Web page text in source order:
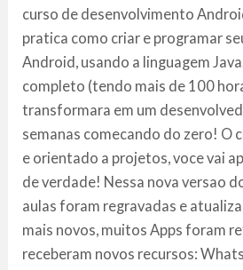
curso de desenvolvimento
pratica como criar e programar
Android, usando a linguagem
completo (tendo mais de 100
transformara em um
semanas comecando do zero! O
e orientado a projetos, voce vai
de verdade! Nessa nova versao
aulas foram regravadas e
mais novos, muitos Apps foram
receberam novos recursos: